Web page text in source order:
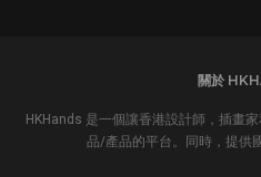
關於
HKHands 是一個讓香港設計師，插畫
品/產品的平台。同時，提供